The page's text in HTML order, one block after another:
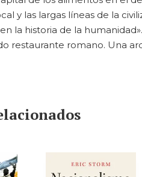
y las largas líneas de la
la historia de la
restaurante romano. Una